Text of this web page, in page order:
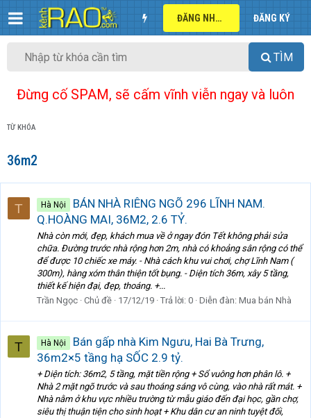
ĐĂNG NHẬP ĐĂNG KÝ
TÌM
Đừng cố SPAM, sẽ cấm vĩnh viễn ngay và luôn
TỪ KHÓA
36m2
T Hà Nội
BÁN NHÀ RIÊNG NGÕ 296 LĨNH NAM.
Q.HOÀNG MAI, 36M2, 2.6 TỶ.
Nhà còn mới, đẹp, khách mua về ở ngay đón Tết không phải sửa
chữa. Đường trước nhà rộng hơn 2m, nhà có khoảng sân rộng có thể
để được 10 chiếc xe máy. - Nhà cách khu vui chơi, chợ Lĩnh Nam (
300m), hàng xóm thân thiện tốt bụng. - Diện tích 36m, xây 5 tầng,
thiết kế hiện đại, đẹp, thoáng. +...
Trần Ngọc Chủ đề 17/12/19 Trả lời: 0 Diễn đàn: Mua bán Nhà
T Hà Nội
Bán gấp nhà Kim Ngưu, Hai Bà Trưng,
36m2×5 tầng hạ SỐC 2.9 tỷ.
+ Diện tích: 36m2, 5 tầng, mặt tiền rộng + Sổ vuông hơn phân lô. +
Nhà 2 mặt ngõ trước và sau thoáng sáng vô cùng, vào nhà rất mát. +
Nhà nằm ở khu vực nhiều trường từ mẫu giáo đến đại học, gần chợ,
siêu thị thuận tiện cho sinh hoạt + Khu dân cư an ninh tuyệt đối,